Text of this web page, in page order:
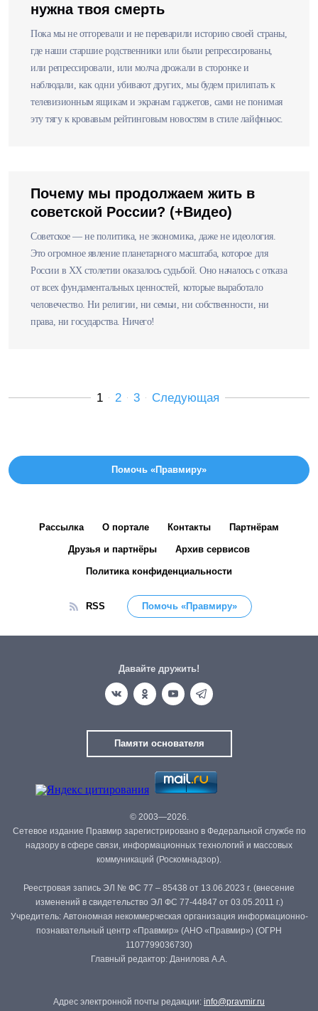
нужна твоя смерть
Пока мы не отгоревали и не переварили историю своей страны,
где наши старшие родственники или были репрессированы,
или репрессировали, или молча дрожали в сторонке и
наблюдали, как одни убивают других, мы будем прилипать к
телевизионным ящикам и экранам гаджетов, сами не понимая
эту тягу к кровавым рейтинговым новостям в стиле лайфньюс.
Почему мы продолжаем жить в
советской России? (+Видео)
Советское — не политика, не экономика, даже не идеология.
Это огромное явление планетарного масштаба, которое для
России в XX столетии оказалось судьбой. Оно началось с отказа
от всех фундаментальных ценностей, которые выработало
человечество. Ни религии, ни семьи, ни собственности, ни
права, ни государства. Ничего!
1 2 3 Следующая
Помочь «Правмиру»
Рассылка О портале Контакты Партнёрам
Друзья и партнёры Архив сервисов
Политика конфиденциальности
RSS Помочь «Правмиру»
Давайте дружить!
Памяти основателя
© 2003—2026.
Сетевое издание Правмир зарегистрировано в Федеральной службе по
надзору в сфере связи, информационных технологий и массовых
коммуникаций (Роскомнадзор).
Реестровая запись ЭЛ № ФС 77 – 85438 от 13.06.2023 г. (внесение
изменений в свидетельство ЭЛ ФС 77-44847 от 03.05.2011 г.)
Учредитель: Автономная некоммерческая организация информационно-
познавательный центр «Правмир» (АНО «Правмир») (ОГРН
1107799036730)
Главный редактор: Данилова А.А.
Адрес электронной почты редакции: info@pravmir.ru